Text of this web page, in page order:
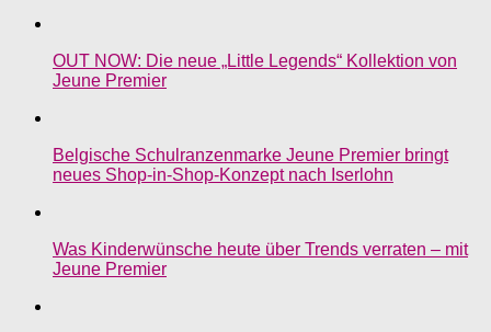
OUT NOW: Die neue „Little Legends“ Kollektion von
Jeune Premier
Belgische Schulranzenmarke Jeune Premier bringt
neues Shop-in-Shop-Konzept nach Iserlohn
Was Kinderwünsche heute über Trends verraten – mit
Jeune Premier